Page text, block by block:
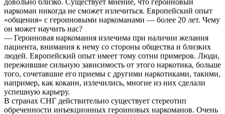
наркоман никогда не сможет излечиться. Европейский опыт
«общения» с героиновыми наркоманами — более 20 лет. Чему
он может научить нас?
— Героиновая наркомания излечима при наличии желания
пациента, внимания к нему со стороны общества и близких
людей. Европейский опыт имеет тому сотни примеров. Люди,
пережившие сильную зависимость от этого наркотика, больше
того, сочетавшие его приемы с другими наркотиками, такими,
например, как кокаин, излечились, многие из них сделали
успешную карьеру.
В странах СНГ действительно существует стереотип
обреченности инъекционных героиновых наркоманов. Очень